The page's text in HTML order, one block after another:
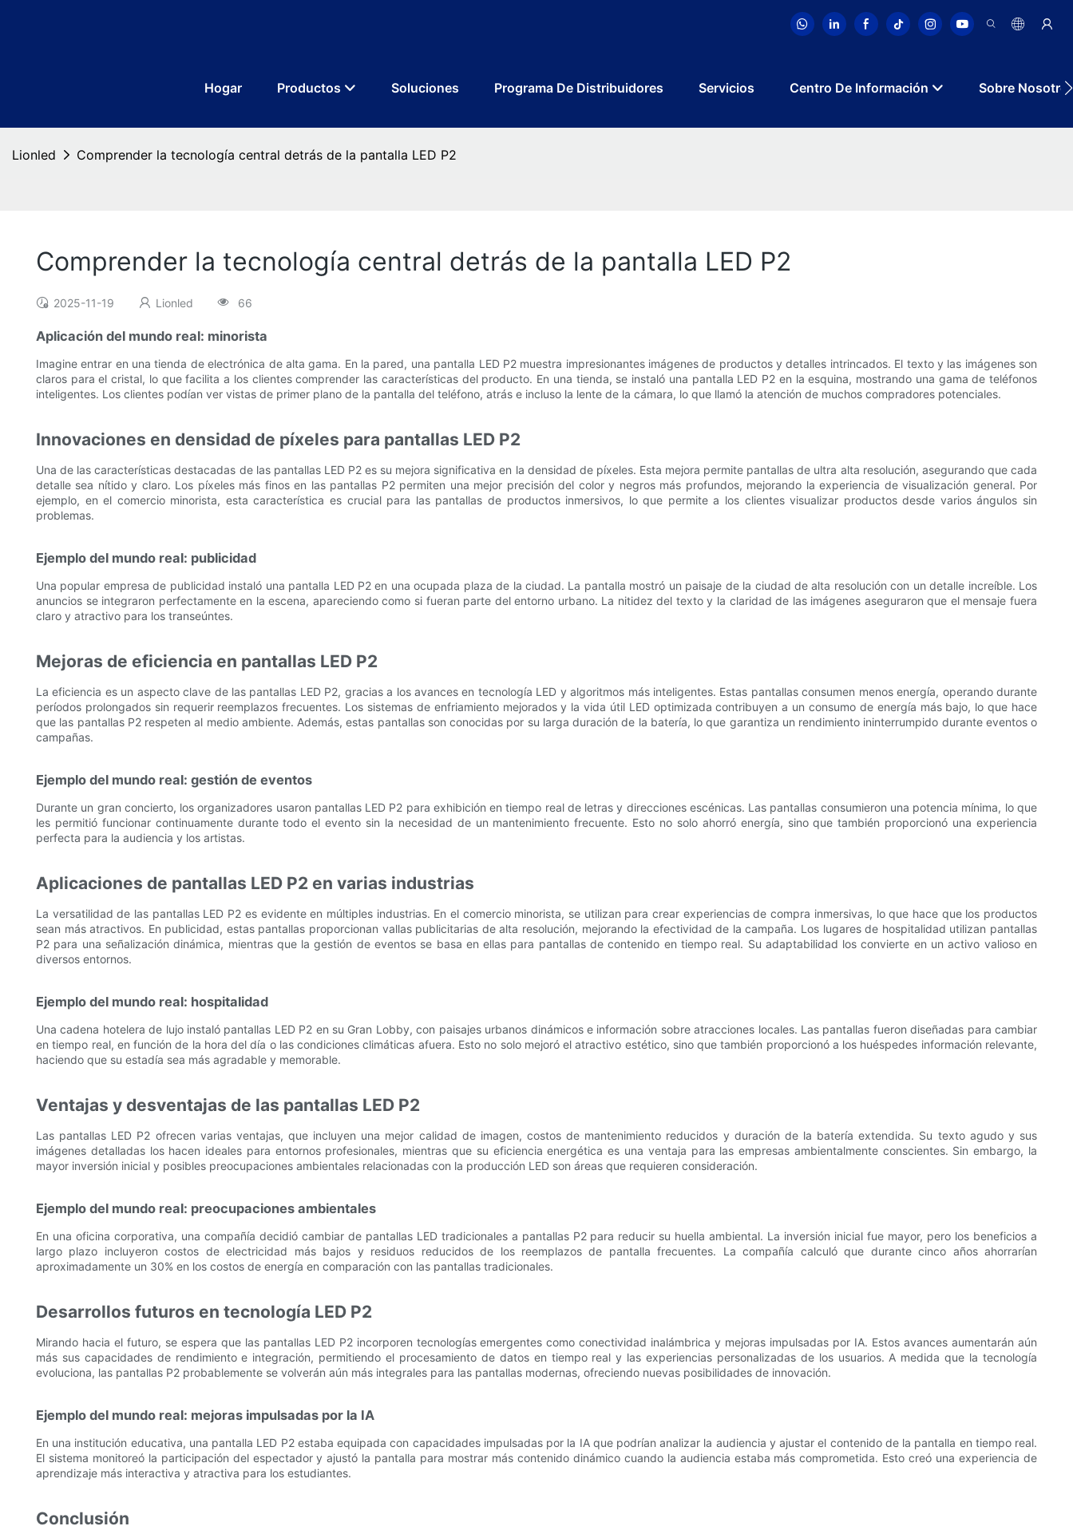
Hogar Productos Soluciones Programa De Distribuidores Servicios Centro De Información Sobre
Lionled Comprender la tecnología central detrás de la pantalla LED P2
Comprender la tecnología central detrás de la pantalla LED P2
2025-11-19 Lionled 66
Aplicación del mundo real: minorista
Imagine entrar en una tienda de electrónica de alta gama. En la pared, una pantalla LED P2 muestra impresionantes imágenes de productos y detalles intrincados. El texto y las imágenes son
claros para el cristal, lo que facilita a los clientes comprender las características del producto. En una tienda, se instaló una pantalla LED P2 en la esquina, mostrando una gama de teléfonos
inteligentes. Los clientes podían ver vistas de primer plano de la pantalla del teléfono, atrás e incluso la lente de la cámara, lo que llamó la atención de muchos compradores potenciales.
Innovaciones en densidad de píxeles para pantallas LED P2
Una de las características destacadas de las pantallas LED P2 es su mejora significativa en la densidad de píxeles. Esta mejora permite pantallas de ultra alta resolución, asegurando que cada
detalle sea nítido y claro. Los píxeles más finos en las pantallas P2 permiten una mejor precisión del color y negros más profundos, mejorando la experiencia de visualización general. Por
ejemplo, en el comercio minorista, esta característica es crucial para las pantallas de productos inmersivos, lo que permite a los clientes visualizar productos desde varios ángulos sin
problemas.
Ejemplo del mundo real: publicidad
Una popular empresa de publicidad instaló una pantalla LED P2 en una ocupada plaza de la ciudad. La pantalla mostró un paisaje de la ciudad de alta resolución con un detalle increíble. Los
anuncios se integraron perfectamente en la escena, apareciendo como si fueran parte del entorno urbano. La nitidez del texto y la claridad de las imágenes aseguraron que el mensaje fuera
claro y atractivo para los transeúntes.
Mejoras de eficiencia en pantallas LED P2
La eficiencia es un aspecto clave de las pantallas LED P2, gracias a los avances en tecnología LED y algoritmos más inteligentes. Estas pantallas consumen menos energía, operando durante
períodos prolongados sin requerir reemplazos frecuentes. Los sistemas de enfriamiento mejorados y la vida útil LED optimizada contribuyen a un consumo de energía más bajo, lo que hace
que las pantallas P2 respeten al medio ambiente. Además, estas pantallas son conocidas por su larga duración de la batería, lo que garantiza un rendimiento ininterrumpido durante eventos o
campañas.
Ejemplo del mundo real: gestión de eventos
Durante un gran concierto, los organizadores usaron pantallas LED P2 para exhibición en tiempo real de letras y direcciones escénicas. Las pantallas consumieron una potencia mínima, lo que
les permitió funcionar continuamente durante todo el evento sin la necesidad de un mantenimiento frecuente. Esto no solo ahorró energía, sino que también proporcionó una experiencia
perfecta para la audiencia y los artistas.
Aplicaciones de pantallas LED P2 en varias industrias
La versatilidad de las pantallas LED P2 es evidente en múltiples industrias. En el comercio minorista, se utilizan para crear experiencias de compra inmersivas, lo que hace que los productos
sean más atractivos. En publicidad, estas pantallas proporcionan vallas publicitarias de alta resolución, mejorando la efectividad de la campaña. Los lugares de hospitalidad utilizan pantallas
P2 para una señalización dinámica, mientras que la gestión de eventos se basa en ellas para pantallas de contenido en tiempo real. Su adaptabilidad los convierte en un activo valioso en
diversos entornos.
Ejemplo del mundo real: hospitalidad
Una cadena hotelera de lujo instaló pantallas LED P2 en su Gran Lobby, con paisajes urbanos dinámicos e información sobre atracciones locales. Las pantallas fueron diseñadas para cambiar
en tiempo real, en función de la hora del día o las condiciones climáticas afuera. Esto no solo mejoró el atractivo estético, sino que también proporcionó a los huéspedes información relevante,
haciendo que su estadía sea más agradable y memorable.
Ventajas y desventajas de las pantallas LED P2
Las pantallas LED P2 ofrecen varias ventajas, que incluyen una mejor calidad de imagen, costos de mantenimiento reducidos y duración de la batería extendida. Su texto agudo y sus
imágenes detalladas los hacen ideales para entornos profesionales, mientras que su eficiencia energética es una ventaja para las empresas ambientalmente conscientes. Sin embargo, la
mayor inversión inicial y posibles preocupaciones ambientales relacionadas con la producción LED son áreas que requieren consideración.
Ejemplo del mundo real: preocupaciones ambientales
En una oficina corporativa, una compañía decidió cambiar de pantallas LED tradicionales a pantallas P2 para reducir su huella ambiental. La inversión inicial fue mayor, pero los beneficios a
largo plazo incluyeron costos de electricidad más bajos y residuos reducidos de los reemplazos de pantalla frecuentes. La compañía calculó que durante cinco años ahorrarían
aproximadamente un 30% en los costos de energía en comparación con las pantallas tradicionales.
Desarrollos futuros en tecnología LED P2
Mirando hacia el futuro, se espera que las pantallas LED P2 incorporen tecnologías emergentes como conectividad inalámbrica y mejoras impulsadas por IA. Estos avances aumentarán aún
más sus capacidades de rendimiento e integración, permitiendo el procesamiento de datos en tiempo real y las experiencias personalizadas de los usuarios. A medida que la tecnología
evoluciona, las pantallas P2 probablemente se volverán aún más integrales para las pantallas modernas, ofreciendo nuevas posibilidades de innovación.
Ejemplo del mundo real: mejoras impulsadas por la IA
En una institución educativa, una pantalla LED P2 estaba equipada con capacidades impulsadas por la IA que podrían analizar la audiencia y ajustar el contenido de la pantalla en tiempo real.
El sistema monitoreó la participación del espectador y ajustó la pantalla para mostrar más contenido dinámico cuando la audiencia estaba más comprometida. Esto creó una experiencia de
aprendizaje más interactiva y atractiva para los estudiantes.
Conclusión